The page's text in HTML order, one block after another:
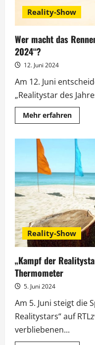
Reality-Show
Wer macht das
2024“?
12. Juni 2024
Am 12. Juni
„Realitystar des
Mehr erfahrenMehr
macht
das
Rennen
im
„Kampf
der
2024“?
Reality-Show
„Kampf der
Thermometer
5. Juni 2024
Am 5. Juni steigt die
Realitystars“ auf
verbliebenen...